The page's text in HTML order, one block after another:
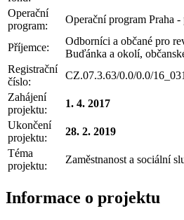
Operační
program:
Operační program Praha -
Příjemce:
Odborníci a občané pro
Buďánka a okolí,
Registrační
číslo:
CZ.07.3.63/0.0/0.0/
Zahájení
projektu:
1. 4. 2017
Ukončení
projektu:
28. 2. 2019
Téma
projektu:
Zaměstnanost a sociální
Informace o projektu